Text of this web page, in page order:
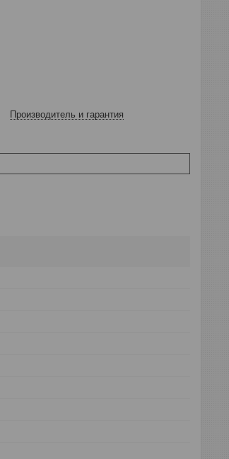
Производитель и гарантия